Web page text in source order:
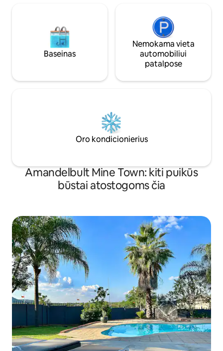
Baseinas
Nemokama vieta
automobiliui
patalpose
Oro kondicionierius
Amandelbult Mine Town: kiti puikūs
būstai atostogoms čia